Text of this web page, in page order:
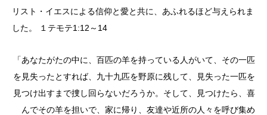
リスト・イエスによる信仰と愛と共に、あふれるほど与えられま
した。 １テモテ1:12～14
「あなたがたの中に、百匹の羊を持っている人がいて、その一匹
を見失ったとすれば、九十九匹を野原に残して、見失った一匹を
見つけ出すまで捜し回らないだろうか。そして、見つけたら、喜
んでその羊を担いで、家に帰り、友達や近所の人々を呼び集め